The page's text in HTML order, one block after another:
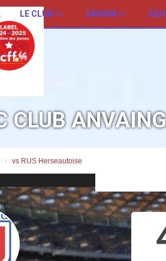
LE CLUB SAISON
CLUB ANVAING
vs RUS Herseautoise